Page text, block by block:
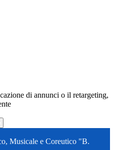
di annunci o il retargeting,
Musicale e Coreutico "B.